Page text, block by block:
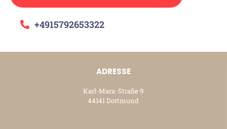
+4915792653322
ADRESSE
Karl-Marx-Straße 9
44141 Dortmund